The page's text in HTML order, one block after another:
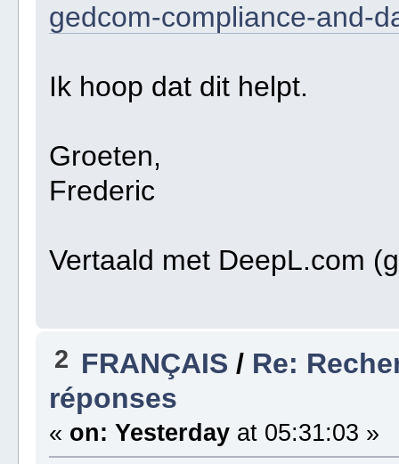
gedcom-compliance-and-
Ik hoop dat dit helpt.
Groeten,
Frederic
Vertaald met DeepL.com
2 FRANÇAIS / Re:
réponses
« on: Yesterday at 05:31:03 »